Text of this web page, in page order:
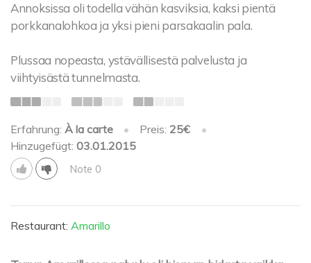
Annoksissa oli todella vähän kasviksia, kaksi pientä
porkkanalohkoa ja yksi pieni parsakaalin pala.
Plussaa nopeasta, ystävällisestä palvelusta ja
viihtyisästä tunnelmasta.
Erfahrung: À la carte • Preis: 25€
•
Hinzugefügt: 03.01.2015
Note 0
Restaurant: Amarillo